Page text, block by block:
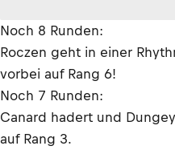
Noch 8 Runden:
Roczen geht in einer
vorbei auf Rang 6!
Noch 7 Runden:
Canard hadert und
auf Rang 3.